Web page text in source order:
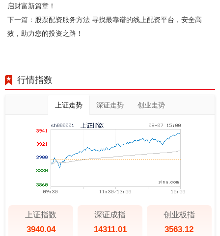
启财富新篇章！
下一篇： 股票配资服务方法 寻找最靠谱的线上配资平台，安全高
效，助力您的投资之路！
行情指数
上证走势 深证走势 创业走势
上证指数
3940.04
深证成指
14311.01
创业板指
3563.12